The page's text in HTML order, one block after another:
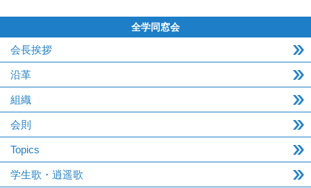
全学同窓会
会長挨拶
沿革
組織
会則
Topics
学生歌・逍遥歌